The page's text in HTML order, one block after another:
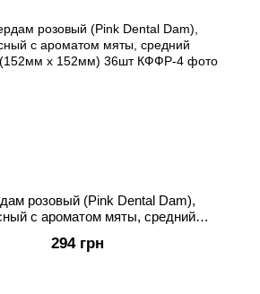
розовый (Pink Dental Dam),
с ароматом мяты, средний
294 грн